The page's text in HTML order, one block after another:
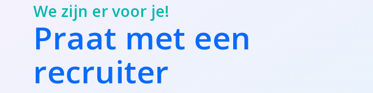
We zijn er voor je!
Praat met een
recruiter